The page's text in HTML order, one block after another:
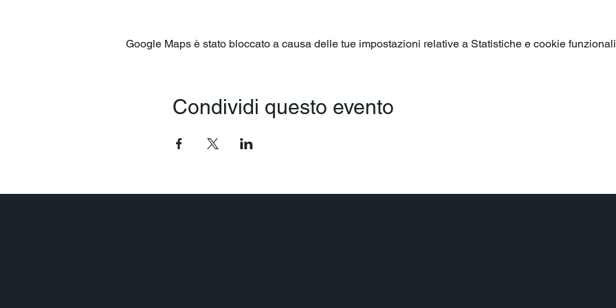
Google Maps è stato bloccato a causa delle tue impostazioni relative a Statistiche e cookie
Condividi questo evento